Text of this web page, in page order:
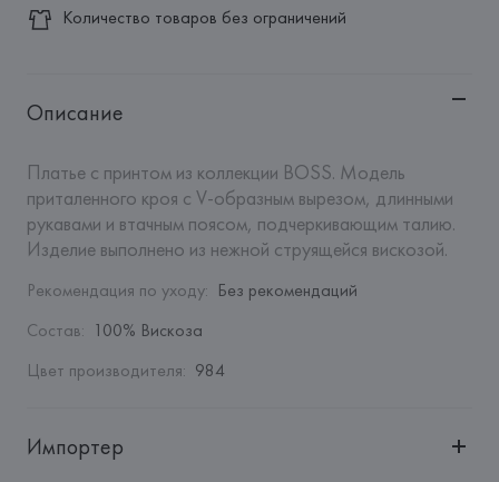
Количество товаров без ограничений
Описание
Платье с принтом из коллекции BOSS. Модель
приталенного кроя с V-образным вырезом, длинными
рукавами и втачным поясом, подчеркивающим талию.
Изделие выполнено из нежной струящейся вискозой.
Рекомендация по уходу: Без рекомендаций
Состав: 100% Вискоза
Цвет производителя: 984
Импортер